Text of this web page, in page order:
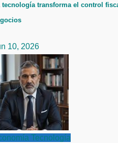
tecnología transforma el control
10, 2026
Tecnología